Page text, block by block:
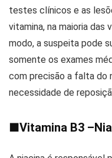
testes clínicos e as
vitamina, na maioria das
modo, a suspeita pode
somente os exames
com precisão a falta do
necessidade de
■Vitamina B3